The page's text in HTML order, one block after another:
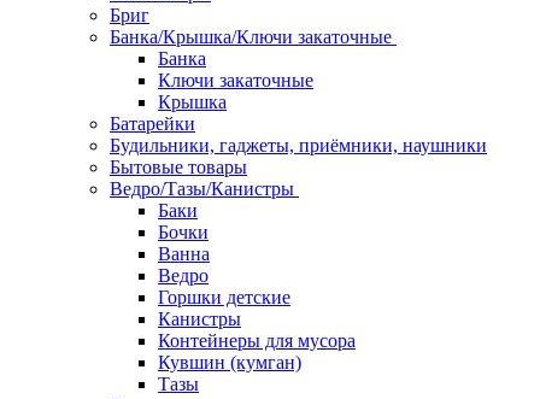
Бриг
Банка/Крышка/Ключи закаточные
Банка
Ключи закаточные
Крышка
Батарейки
Будильники, гаджеты, приёмники, наушники
Бытовые товары
Ведро/Тазы/Канистры
Баки
Бочки
Ванна
Ведро
Горшки детские
Канистры
Контейнеры для мусора
Кувшин (кумган)
Тазы